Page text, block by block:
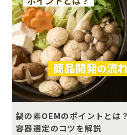
鍋の素OEMのポイントとは
容器選定のコツを解説